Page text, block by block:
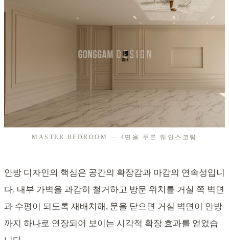
MASTER BEDROOM — 4면을 두른 웨인스코팅
안방 디자인의 핵심은 공간의 확장감과 마감의 연속성입니
다. 내부 가벽을 과감히 철거하고 방문 위치를 거실 쪽 벽면
과 수평이 되도록 재배치해, 문을 닫으면 거실 벽면이 안방
까지 하나로 연장되어 보이는 시각적 확장 효과를 얻었습